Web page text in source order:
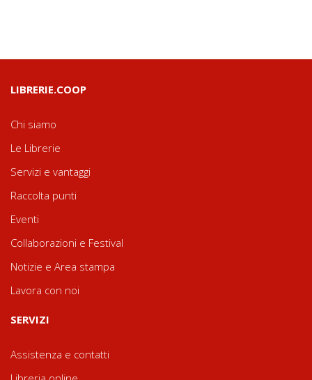
LIBRERIE.COOP
Chi siamo
Le Librerie
Servizi e vantaggi
Raccolta punti
Eventi
Collaborazioni e Festival
Notizie e Area stampa
Lavora con noi
SERVIZI
Assistenza e contatti